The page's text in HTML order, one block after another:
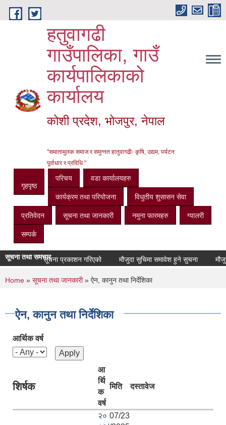
Skip to main content
हतुवागढी
गाउँपालिका, गाउँ
कार्यपालिकाको
कार्यालय
कोशी प्रदेश, भोजपुर, नेपाल
"समातामुलक समाज र समुन्नत हातुवागढीः कृषि, उद्यम, पर्यटन
पूर्वाधार र प्रविधि "
गृहपृष्ठ
परिचय वडा कार्यालयहरु
कार्यक्रम तथा परियोजना विधुतीय शुसासन सेवा
प्रतिवेदन सूचना तथा जानकारी नमुना फारमहरु ग्यालरी
सम्पर्क
सूचना तथा समचारसूचना प्रकाशन गरिएको मौजुदा सुचिमा समावेश हुने सुचना मौजुदा
You are here
Home » सूचना तथा जानकारी» ऐन, कानुन तथा निर्देशिका
ऐन, कानुन तथा निर्देशिका
आर्थिक वर्ष
शिर्षक
आ
र्थि
क
वर्ष
मिति दस्तावेज
२० 07/23